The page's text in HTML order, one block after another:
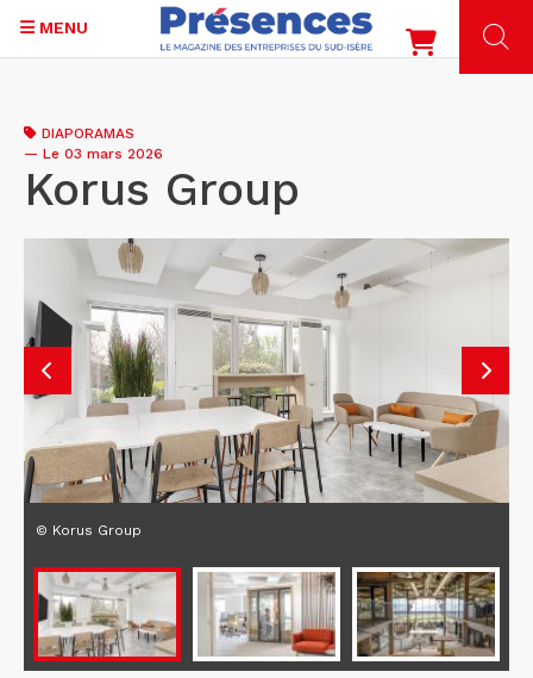
contenu
principal
MENU
DIAPORAMAS
— Le 03 mars 2026
Korus Group
© Korus Group